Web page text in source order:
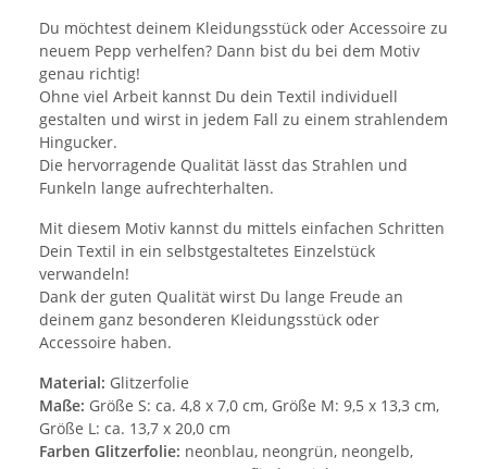
Du möchtest deinem Kleidungsstück oder Accessoire zu
neuem Pepp verhelfen? Dann bist du bei dem Motiv
genau richtig!
Ohne viel Arbeit kannst Du dein Textil individuell
gestalten und wirst in jedem Fall zu einem strahlendem
Hingucker.
Die hervorragende Qualität lässt das Strahlen und
Funkeln lange aufrechterhalten.
Mit diesem Motiv kannst du mittels einfachen Schritten
Dein Textil in ein selbstgestaltetes Einzelstück
verwandeln!
Dank der guten Qualität wirst Du lange Freude an
deinem ganz besonderen Kleidungsstück oder
Accessoire haben.
Material: Glitzerfolie
Maße: Größe S: ca. 4,8 x 7,0 cm, Größe M: 9,5 x 13,3 cm,
Größe L: ca. 13,7 x 20,0 cm
Farben Glitzerfolie: neonblau, neongrün, neongelb,